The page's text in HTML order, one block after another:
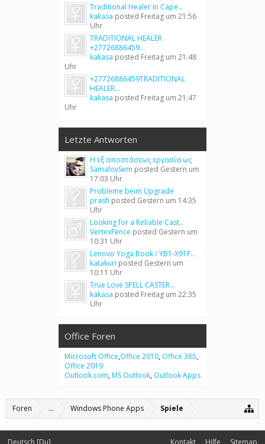
Traditional Healer In Cape...
kakasa posted Freitag um 21:56
Uhr
TRADITIONAL HEALER
+27726886459...
kakasa posted Freitag um 21:48
Uhr
+27726886459TRADITIONAL
HEALER...
kakasa posted Freitag um 21:47
Uhr
Letzte Antworten
Η εξ αποστάσεως εργασία ως
SamalovSem posted Gestern um
17:03 Uhr
Probleme beim Upgrade
prash posted Gestern um 14:35
Uhr
Looking for a Reliable Cast...
VertexFence posted Gestern um
10:31 Uhr
Lenovo Yoga Book / YB1-X91F...
katakuri posted Gestern um
10:11 Uhr
True Love SPELL CASTER...
kakasa posted Freitag um 22:35
Uhr
Office Foren
Microsoft Office,Office 2010, Office 365,
Office 2019
Outlook.com, MS Outlook, Outlook Apps
Foren ... Windows Phone Apps Spiele
Deutsch [Du] Kontakt Hilfe Sitemap